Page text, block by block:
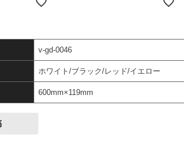
v-gd-0046
ホワイト/ブラック/レッド/イエロー
600mm×119mm